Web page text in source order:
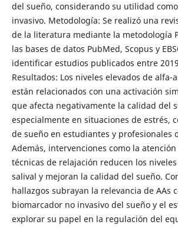
del sueño, considerando su utilidad
invasivo. Metodología: Se realizó una
de la literatura mediante la metodología
las bases de datos PubMed, Scopus y
identificar estudios publicados entre
Resultados: Los niveles elevados de alfa-
están relacionados con una activación
que afecta negativamente la calidad del
especialmente en situaciones de estrés,
de sueño en estudiantes y profesionales
Además, intervenciones como la
técnicas de relajación reducen los
salival y mejoran la calidad del sueño.
hallazgos subrayan la relevancia de AAs
biomarcador no invasivo del sueño y el
explorar su papel en la regulación del